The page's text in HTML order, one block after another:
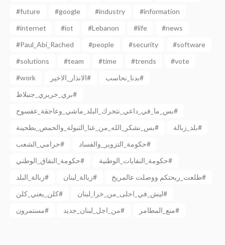
#future
#google #industry
#information
#internet
#iot #Lebanon #life
#news
#Paul_Abi_Rached
#people #security
#software
#solutions
#team #time #trends
#vote
#work
الانذار_الاخير#
بدنا_نحاسب#
بري_حريري_جنبلاط#
بس_ما_في_داعي_نتحرك_البلد_ماشي_وعاجقة_عفسوح#
بس_نشكر_الله_من_عنا_التبولة_والحمص_بطحينة#
بلد_زبالة#
حرامي_الشعب#
حكومة_التزوير_والفساد#
حكومة_النفاق_الوطني#
حكومة_النفايات_الوطنية#
زبالة_البلد#
زبالة_لبنان#
طلعت_ريحتكم ووصلت عالمريخ#
كلن_يعني_كلن#
ليش_في_احلى_من_خرا_لبنان#
مستمرون#
من_اجل_لبنان_جديد# منع_المطامر#